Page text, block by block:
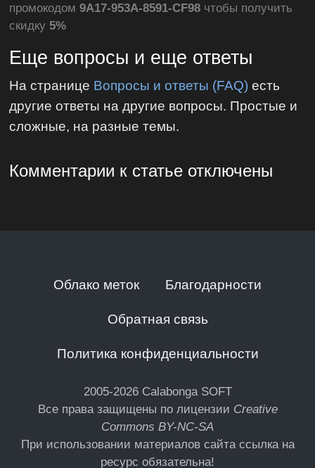
промокодом9A17-953A-8591-CF98 чтобы получить
скидку5%
Еще вопросы и еще ответы
На странице Вопросы и ответы (FAQ) есть
другие ответы на другие вопросы. Простые и
сложные, на разные темы.
Комментарии к статье отключены
Облако меток Благодарности
Обратная связь
Политика конфиденциальности
2005-2026 Calabonga SOFT
Все права защищены по лицензии Creative
Commons BY-NC-SA
При использовании материалов сайта ссылка на
ресурс обязательна!